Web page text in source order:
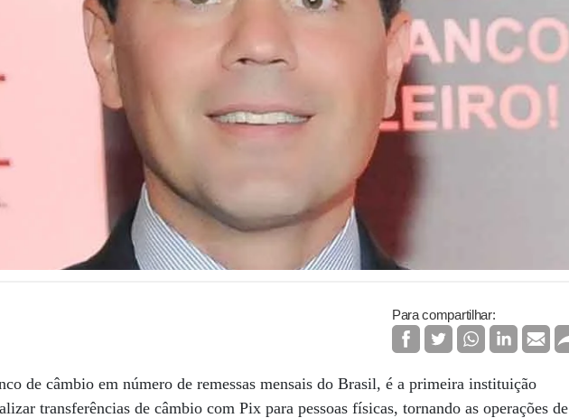
Para compartilhar:
de câmbio em número de remessas mensais do Brasil, é a primeira instituição
transferências de câmbio com Pix para pessoas físicas, tornando as operações de